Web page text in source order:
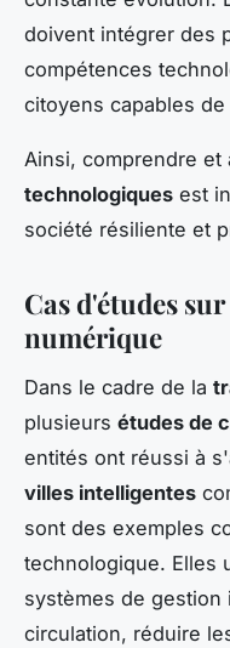
doivent intégrer des
compétences
citoyens capables
Ainsi, comprendre et
technologiques est
société résiliente et
Cas d'études
numérique
Dans le cadre de la
plusieurs études de
entités ont réussi à
villes intelligentes
sont des exemples
technologique. Elles
systèmes de gestion
circulation, réduire